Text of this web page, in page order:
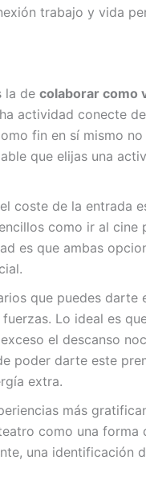
trabajo y vida
la de colaborar como
actividad conecte
fin en sí mismo
que elijas una
coste de la entrada
como ir al cine
es que ambas
que puedes darte
Lo ideal es
el descanso
poder darte este
extra.
más
como una forma
una identificación